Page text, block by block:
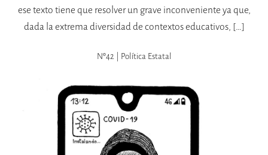
ese texto tiene que resolver un grave inconveniente ya que,
dada la extrema diversidad de contextos educativos, […]
Nº42 | Política Estatal